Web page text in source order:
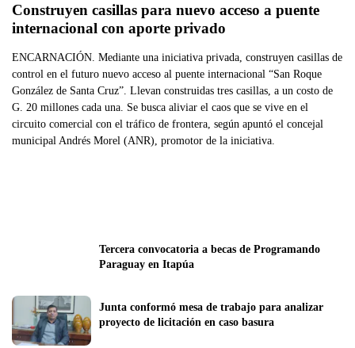
Construyen casillas para nuevo acceso a puente
internacional con aporte privado
ENCARNACIÓN. Mediante una iniciativa privada, construyen casillas de
control en el futuro nuevo acceso al puente internacional “San Roque
González de Santa Cruz”. Llevan construidas tres casillas, a un costo de
G. 20 millones cada una. Se busca aliviar el caos que se vive en el
circuito comercial con el tráfico de frontera, según apuntó el concejal
municipal Andrés Morel (ANR), promotor de la iniciativa.
Tercera convocatoria a becas de Programando
Paraguay en Itapúa
Junta conformó mesa de trabajo para analizar
proyecto de licitación en caso basura